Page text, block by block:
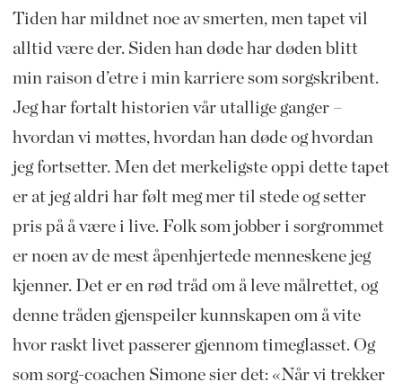
Tiden har mildnet noe av smerten, men tapet vil
alltid være der. Siden han døde har døden blitt
min raison d’etre i min karriere som sorgskribent.
Jeg har fortalt historien vår utallige ganger –
hvordan vi møttes, hvordan han døde og hvordan
jeg fortsetter. Men det merkeligste oppi dette tapet
er at jeg aldri har følt meg mer til stede og setter
pris på å være i live. Folk som jobber i sorgrommet
er noen av de mest åpenhjertede menneskene jeg
kjenner. Det er en rød tråd om å leve målrettet, og
denne tråden gjenspeiler kunnskapen om å vite
hvor raskt livet passerer gjennom timeglasset. Og
som sorg-coachen Simone sier det: «Når vi trekker